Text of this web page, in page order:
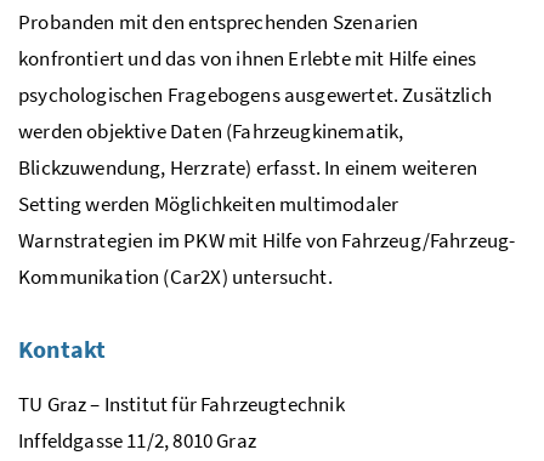
Probanden mit den entsprechenden Szenarien
konfrontiert und das von ihnen Erlebte mit Hilfe eines
psychologischen Fragebogens ausgewertet. Zusätzlich
werden objektive Daten (Fahrzeugkinematik,
Blickzuwendung, Herzrate) erfasst. In einem weiteren
Setting werden Möglichkeiten multimodaler
Warnstrategien im PKW mit Hilfe von Fahrzeug/Fahrzeug-
Kommunikation (Car2X) untersucht.
Kontakt
TU Graz – Institut für Fahrzeugtechnik
Inffeldgasse 11/2, 8010 Graz